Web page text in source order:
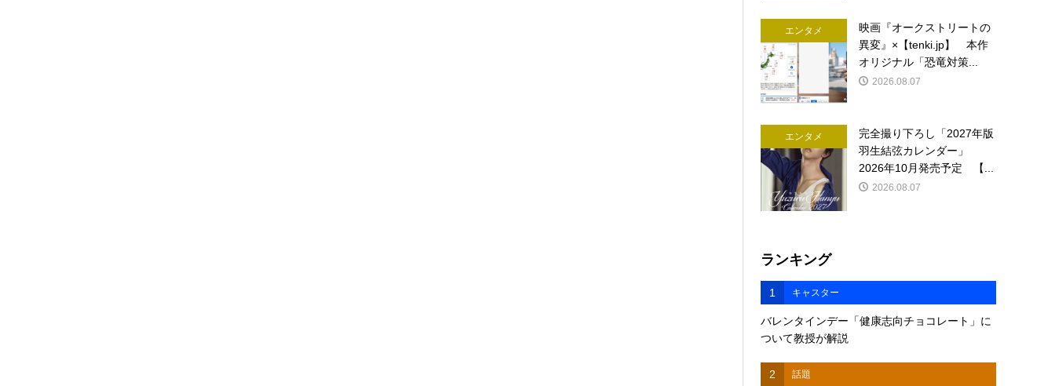
エンタメ
映画『オークストリートの
異変』×【tenki.jp】 本作
オリジナル「恐竜対策...
2026.08.07
エンタメ
完全撮り下ろし「2027年版
羽生結弦カレンダー」
2026年10月発売予定 【...
2026.08.07
ランキング
1 キャスター
バレンタインデー「健康志向チョコレート」に
ついて教授が解説
2 話題